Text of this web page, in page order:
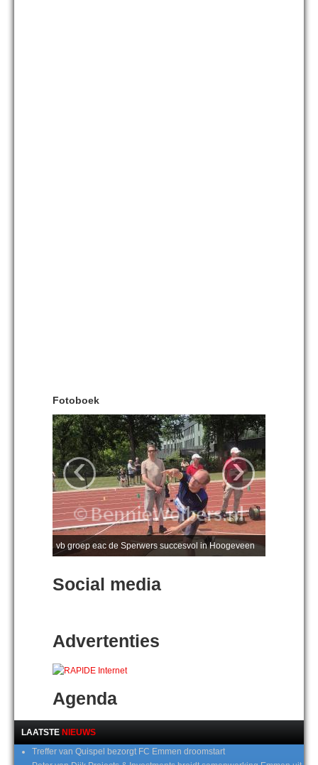
Fotoboek
vb groep eac de Sperwers succesvol in Hoogeveen
‹ ›
Social media
Advertenties
Agenda
LAATSTE NIEUWS
Treffer van Quispel bezorgt FC Emmen droomstart